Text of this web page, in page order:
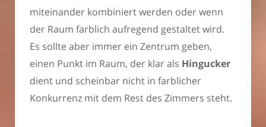
miteinander kombiniert werden oder wenn
der Raum farblich aufregend gestaltet wird.
Es sollte aber immer ein Zentrum geben,
einen Punkt im Raum, der klar als Hingucker
dient und scheinbar nicht in farblicher
Konkurrenz mit dem Rest des Zimmers steht.